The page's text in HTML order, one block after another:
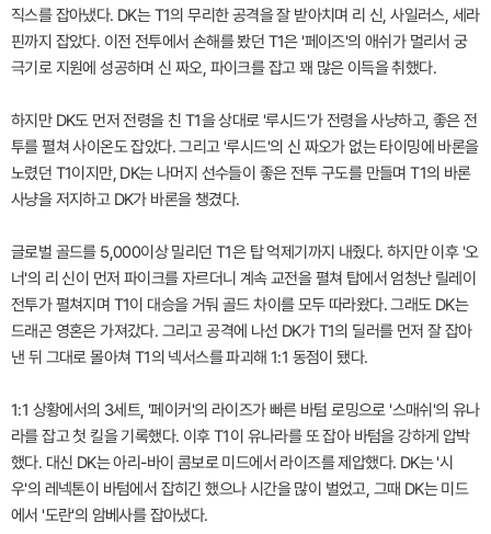
직스를 잡아냈다. DK는 T1의 무리한 공격을 잘 받아치며 리 신, 사일러스, 세라
핀까지 잡았다. 이전 전투에서 손해를 봤던 T1은 '페이즈'의 애쉬가 멀리서 궁
극기로 지원에 성공하며 신 짜오, 파이크를 잡고 꽤 많은 이득을 취했다.
하지만 DK도 먼저 전령을 친 T1을 상대로 '루시드'가 전령을 사냥하고, 좋은 전
투를 펼쳐 사이온도 잡았다. 그리고 '루시드'의 신 짜오가 없는 타이밍에 바론을
노렸던 T1이지만, DK는 나머지 선수들이 좋은 전투 구도를 만들며 T1의 바론
사냥을 저지하고 DK가 바론을 챙겼다.
글로벌 골드를 5,000이상 밀리던 T1은 탑 억제기까지 내줬다. 하지만 이후 '오
너'의 리 신이 먼저 파이크를 자르더니 계속 교전을 펼쳐 탑에서 엄청난 릴레이
전투가 펼쳐지며 T1이 대승을 거둬 골드 차이를 모두 따라왔다. 그래도 DK는
드래곤 영혼은 가져갔다. 그리고 공격에 나선 DK가 T1의 딜러를 먼저 잘 잡아
낸 뒤 그대로 몰아쳐 T1의 넥서스를 파괴해 1:1 동점이 됐다.
1:1 상황에서의 3세트, '페이커'의 라이즈가 빠른 바텀 로밍으로 '스매쉬'의 유나
라를 잡고 첫 킬을 기록했다. 이후 T1이 유나라를 또 잡아 바텀을 강하게 압박
했다. 대신 DK는 아리-바이 콤보로 미드에서 라이즈를 제압했다. DK는 '시
우'의 레넥톤이 바텀에서 잡히긴 했으나 시간을 많이 벌었고, 그때 DK는 미드
에서 '도란'의 암베사를 잡아냈다.